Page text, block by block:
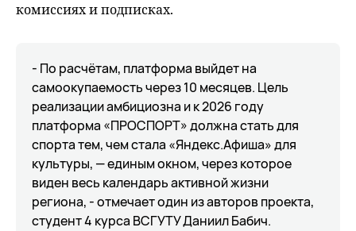
комиссиях и подписках.
- По расчётам, платформа выйдет на
самоокупаемость через 10 месяцев. Цель
реализации амбициозна и к 2026 году
платформа «ПРОСПОРТ» должна стать для
спорта тем, чем стала «Яндекс.Афиша» для
культуры, — единым окном, через которое
виден весь календарь активной жизни
региона, - отмечает один из авторов проекта,
студент 4 курса ВСГУТУ Даниил Бабич.